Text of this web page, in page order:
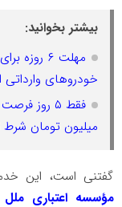
بیشتر بخوانید:
خودروهای وارداتی
میلیون تومان شرط
گفتنی است، این
مؤسسه اعتباری